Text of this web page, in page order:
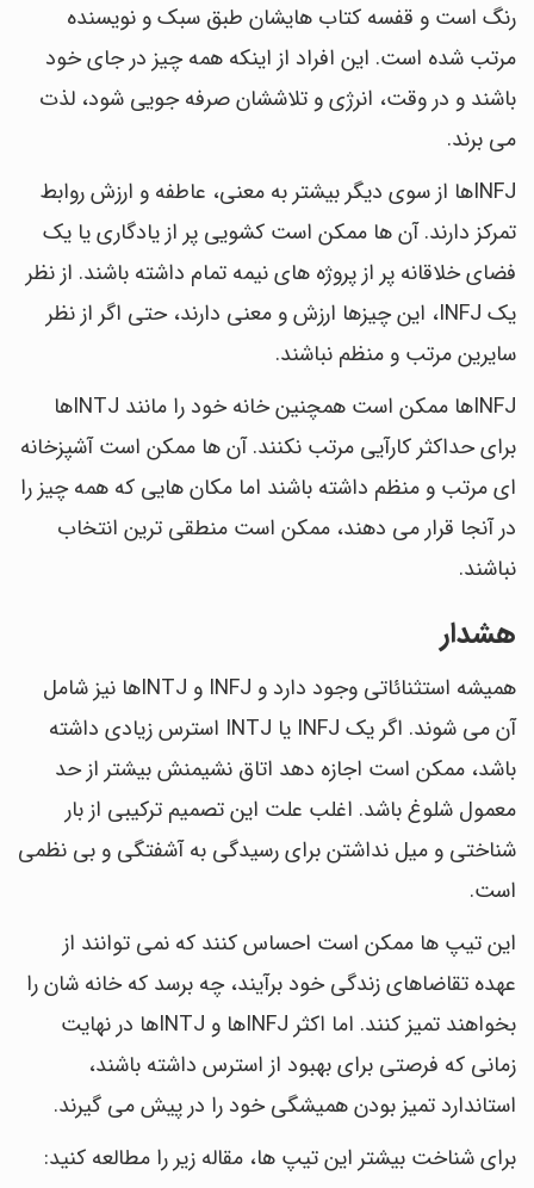
رنگ است و قفسه کتاب هایشان طبق سبک و نویسنده
مرتب شده است. این افراد از اینکه همه چیز در جای خود
باشند و در وقت، انرژی و تلاششان صرفه جویی شود، لذت
می برند.
INFJها از سوی دیگر بیشتر به معنی، عاطفه و ارزش روابط
تمرکز دارند. آن ها ممکن است کشویی پر از یادگاری یا یک
فضای خلاقانه پر از پروژه های نیمه تمام داشته باشند. از نظر
یک INFJ، این چیزها ارزش و معنی دارند، حتی اگر از نظر
سایرین مرتب و منظم نباشند.
INFJها ممکن است همچنین خانه خود را مانند INTJها
برای حداکثر کارآیی مرتب نکنند. آن ها ممکن است آشپزخانه
ای مرتب و منظم داشته باشند اما مکان هایی که همه چیز را
در آنجا قرار می دهند، ممکن است منطقی ترین انتخاب
نباشند.
هشدار
همیشه استثنائاتی وجود دارد و INFJ و INTJها نیز شامل
آن می شوند. اگر یک INFJ یا INTJ استرس زیادی داشته
باشد، ممکن است اجازه دهد اتاق نشیمنش بیشتر از حد
معمول شلوغ باشد. اغلب علت این تصمیم ترکیبی از بار
شناختی و میل نداشتن برای رسیدگی به آشفتگی و بی نظمی
است.
این تیپ ها ممکن است احساس کنند که نمی توانند از
عهده تقاضاهای زندگی خود برآیند، چه برسد که خانه شان را
بخواهند تمیز کنند. اما اکثر INFJها و INTJها در نهایت
زمانی که فرصتی برای بهبود از استرس داشته باشند،
استاندارد تمیز بودن همیشگی خود را در پیش می گیرند.
برای شناخت بیشتر این تیپ ها، مقاله زیر را مطالعه کنید: